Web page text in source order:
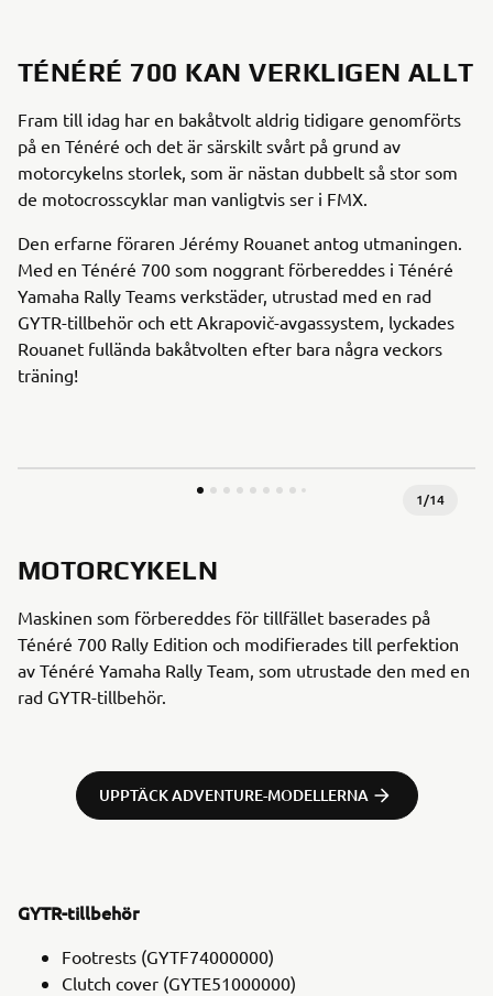
TÉNÉRÉ 700 KAN VERKLIGEN ALLT
Fram till idag har en bakåtvolt aldrig tidigare genomförts
på en Ténéré och det är särskilt svårt på grund av
motorcykelns storlek, som är nästan dubbelt så stor som
de motocrosscyklar man vanligtvis ser i FMX.
Den erfarne föraren Jérémy Rouanet antog utmaningen.
Med en Ténéré 700 som noggrant förbereddes i Ténéré
Yamaha Rally Teams verkstäder, utrustad med en rad
GYTR-tillbehör och ett Akrapovič-avgassystem, lyckades
Rouanet fullända bakåtvolten efter bara några veckors
träning!
1/14
MOTORCYKELN
Maskinen som förbereddes för tillfället baserades på
Ténéré 700 Rally Edition och modifierades till perfektion
av Ténéré Yamaha Rally Team, som utrustade den med en
rad GYTR-tillbehör.
UPPTÄCK ADVENTURE-MODELLERNA
GYTR-tillbehör
Footrests (GYTF74000000)
Clutch cover (GYTE51000000)